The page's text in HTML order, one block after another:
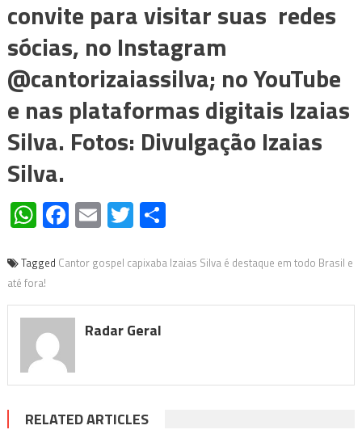
convite para visitar suas redes
sócias, no Instagram
@cantorizaiassilva; no YouTube
e nas plataformas digitais Izaias
Silva. Fotos: Divulgação Izaias
Silva.
WhatsApp
Facebook
EmailTwitter
Share
Tagged Cantor gospel capixaba Izaias Silva é destaque em todo Brasil e
até fora!
Radar Geral
RELATED ARTICLES